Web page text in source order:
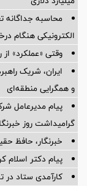
الکترونیکی هنگام
وقتی «عملکرد»
ایران، شریک
و همگرایی منطقه‌ای
پیام مدیرعامل
گرامیداشت روز
خبرنگار، حافظ
پیام دکتر اسلام
کارآمدی ستاد در